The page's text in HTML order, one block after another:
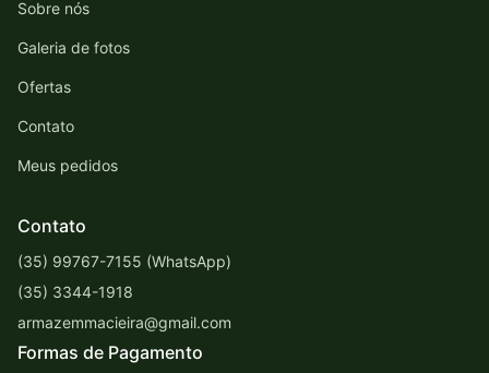
Sobre nós
Galeria de fotos
Ofertas
Contato
Meus pedidos
Contato
(35) 99767-7155 (WhatsApp)
(35) 3344-1918
armazemmacieira@gmail.com
Formas de Pagamento